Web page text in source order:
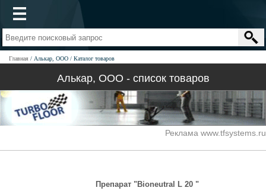
Главная Алькар, ООО Каталог товаров
Алькар, ООО - список товаров
Реклама www.tfsystems.ru
Препарат "Bioneutral L 20 "